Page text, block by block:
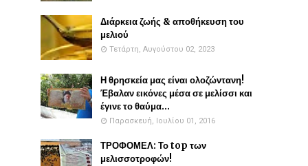
Διάρκεια ζωής & αποθήκευση του
μελιού
Τετάρτη, Αυγούστου 02, 2023
Η θρησκεία μας είναι ολοζώντανη!
Έβαλαν εικόνες μέσα σε μελίσσι και
έγινε το θαύμα...
Παρασκευή, Ιουλίου 01, 2016
ΤΡΟΦΟΜΕΛ: Το top των
μελισσοτροφών!